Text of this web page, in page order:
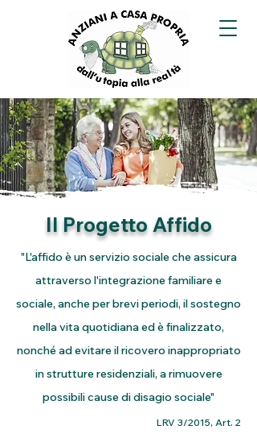
Il Progetto Affido
"L'affido è un servizio sociale che assicura
attraverso l'integrazione familiare e
sociale, anche per brevi periodi, il sostegno
nella vita quotidiana ed è finalizzato,
nonché ad evitare il ricovero inappropriato
in strutture residenziali, a rimuovere
possibili cause di disagio sociale"
LRV 3/2015, Art. 2